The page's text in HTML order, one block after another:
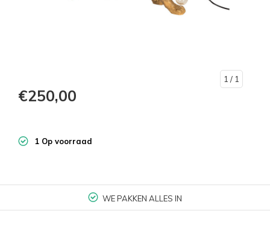
1 / 1
€250,00
1 Op voorraad
WE PAKKEN ALLES IN